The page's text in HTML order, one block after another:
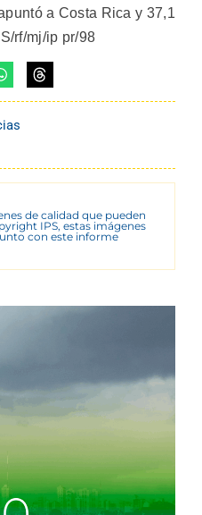
a Costa Rica y 37,1
rf/mj/ip pr/98
de calidad que pueden
IPS, estas imágenes
con este informe